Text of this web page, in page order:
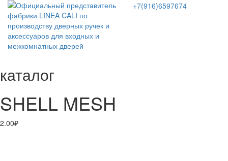
+7(916)6597674
каталог
SHELL MESH
2.00₽